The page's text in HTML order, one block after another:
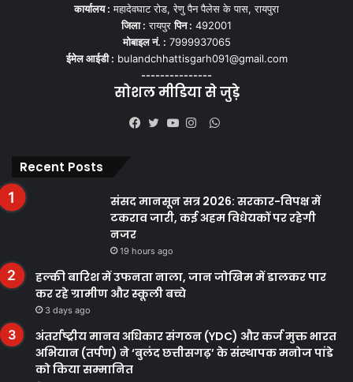
कार्यालय : महादेवघाट रोड, रेणु पैन पैलेस के पास, रायपुरा
जिला : रायपुरपिन : 492001
मोबाइल नं. : 7999937065
ईमेल आईडी : bulandchhattisgarh091@gmail.com
---------------
सोशल मीडिया से जुड़े
WhatsApp
Recent Posts
संसद मानसून सत्र 2026: सरकार-विपक्ष में
टकराव जारी, कई अहम विधेयकों पर रहेगी
नजर
19 hours ago
हल्की बारिश में उफनता नाला, जान जोखिम में डालकर पार
कर रहे ग्रामीण और स्कूली बच्चे
3 days ago
अंतर्राष्ट्रीय मानव अधिकार संगठन (YDC) और कर्ज मुक्त भारत
अभियान (तर्पण) ने ‘बुलंद छत्तीसगढ़’ के संस्थापक मनोज पांडे
को किया सम्मानित